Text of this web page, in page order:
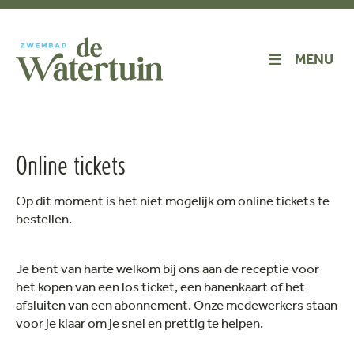
MENU
Online tickets
Op dit moment is het niet mogelijk om online tickets te
bestellen.
Je bent van harte welkom bij ons aan de receptie voor
het kopen van een los ticket, een banenkaart of het
afsluiten van een abonnement. Onze medewerkers staan
voor je klaar om je snel en prettig te helpen.